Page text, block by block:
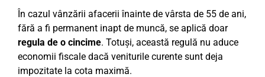
În cazul vânzării afacerii înainte de vârsta de 55 de ani,
fără a fi permanent inapt de muncă, se aplică doar
regula de o cincime. Totuși, această regulă nu aduce
economii fiscale dacă veniturile curente sunt deja
impozitate la cota maximă.